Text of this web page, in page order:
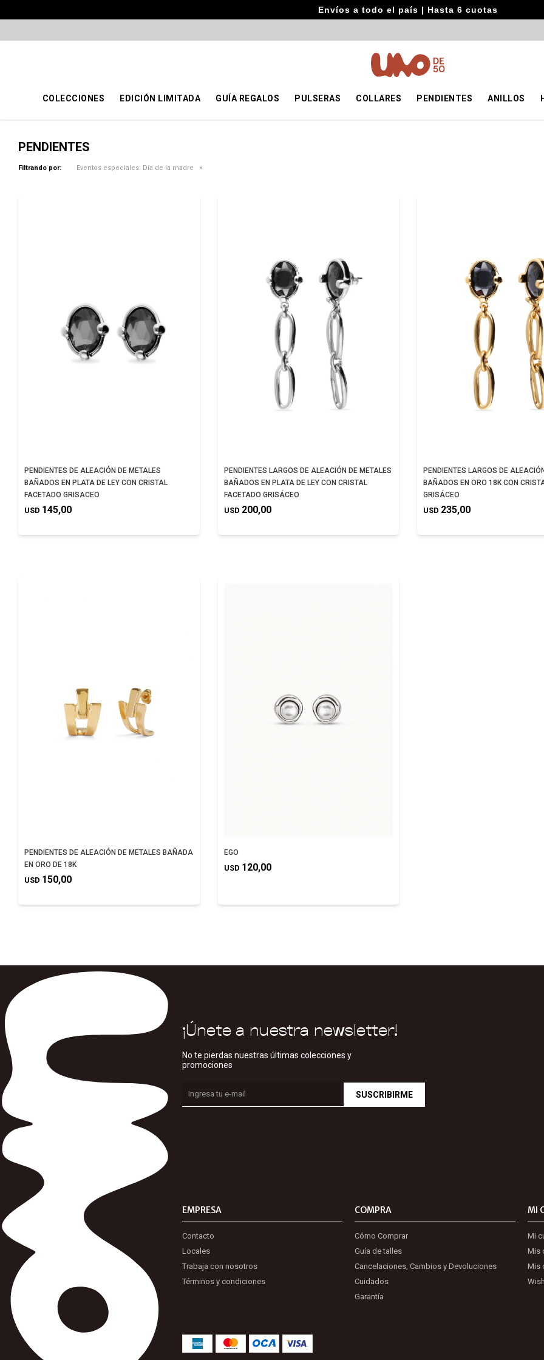
Envíos a todo el país | Hasta 6 cuotas
COLECCIONES EDICIÓN LIMITADA GUÍA REGALOS PULSERAS COLLARES PENDIENTES ANILLOS
PENDIENTES
Filtrando por: Eventos especiales: Día de la madre
PENDIENTES DE ALEACIÓN DE METALES
BAÑADOS EN PLATA DE LEY CON CRISTAL
FACETADO GRISACEO
USD 145,00
PENDIENTES LARGOS DE ALEACIÓN DE METALES
BAÑADOS EN PLATA DE LEY CON CRISTAL
FACETADO GRISÁCEO
USD 200,00
PENDIENTES LARGOS DE
BAÑADOS EN ORO 18K CON
GRISÁCEO
USD 235,00
PENDIENTES DE ALEACIÓN DE METALES BAÑADA
EN ORO DE 18K
USD 150,00
EGO
USD 120,00
EMPRESA
Contacto
Locales
Trabaja con nosotros
Términos y condiciones
COMPRA
Cómo Comprar
Guía de talles
Cancelaciones, Cambios y Devoluciones
Cuidados
Garantía
MI
Mi
Mis
Mis
¡Únete a nuestra newsletter!
No te pierdas nuestras últimas colecciones y
promociones
SUSCRIBIRME